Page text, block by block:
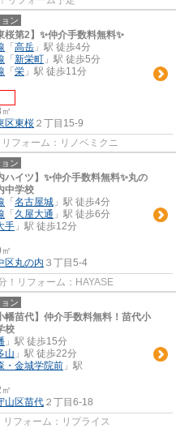
ン
桜第2】✨️仲介手数料無料✨️
「 高岳 」駅 徒歩4分
「 新栄町 」駅 徒歩5分
「 栄 」駅 徒歩11分
区東桜 ２丁目15-9
フォーム：リノベミクニ
ン
ハイツ】✨️仲介手数料無料✨️丸の
中学校
「 名古屋城 」駅 徒歩4分
「 久屋大通 」駅 徒歩6分
手 」駅 徒歩12分
区丸の内 ３丁目5-4
！リフォーム：HAYASE
ン
幡苗代】仲介手数料無料！苗代小
校
」駅 徒歩15分
山 」駅 徒歩22分
・金城学院前 」駅
山区苗代 ２丁目6-18
フォーム：リプライス